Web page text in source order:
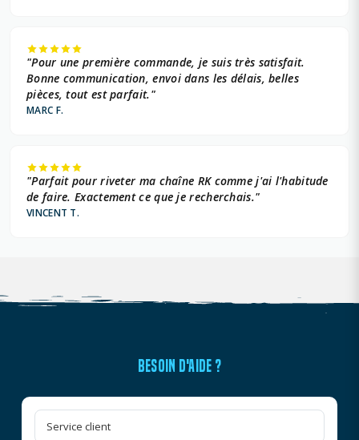
"Pour une première commande, je suis très satisfait.
Bonne communication, envoi dans les délais, belles
pièces, tout est parfait."
MARC F.
"Parfait pour riveter ma chaîne RK comme j'ai l'habitude
de faire. Exactement ce que je recherchais."
VINCENT T.
BESOIN D'AIDE ?